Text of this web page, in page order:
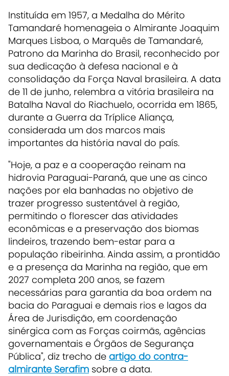
Instituída em 1957, a Medalha do Mérito
Tamandaré homenageia o Almirante Joaquim
Marques Lisboa, o Marquês de Tamandaré,
Patrono da Marinha do Brasil, reconhecido por
sua dedicação à defesa nacional e à
consolidação da Força Naval brasileira. A data
de 11 de junho, relembra a vitória brasileira na
Batalha Naval do Riachuelo, ocorrida em 1865,
durante a Guerra da Tríplice Aliança,
considerada um dos marcos mais
importantes da história naval do país.
"Hoje, a paz e a cooperação reinam na
hidrovia Paraguai-Paraná, que une as cinco
nações por ela banhadas no objetivo de
trazer progresso sustentável à região,
permitindo o florescer das atividades
econômicas e a preservação dos biomas
lindeiros, trazendo bem-estar para a
população ribeirinha. Ainda assim, a prontidão
e a presença da Marinha na região, que em
2027 completa 200 anos, se fazem
necessárias para garantia da boa ordem na
bacia do Paraguai e demais rios e lagos da
Área de Jurisdição, em coordenação
sinérgica com as Forças coirmãs, agências
governamentais e Órgãos de Segurança
Pública", diz trecho de artigo do contra-
almirante Serafim sobre a data.